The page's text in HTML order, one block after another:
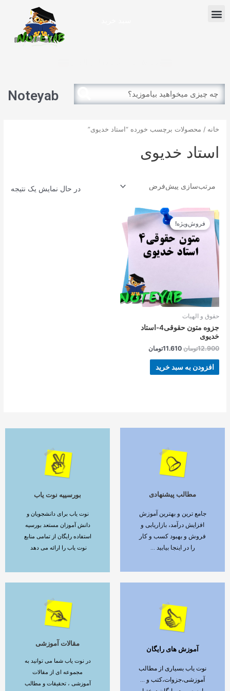
Menu
Search
Search
Noteyab
خانه / محصولات برچسب خورده “استاد خدیوی”
استاد خدیوی
در حال نمایش یک نتیجه
فروش‌ویژه!
حقوق و الهیات
جزوه متون حقوقی4-استاد
خدیوی
12.900تومان
قیمت
اصلی
بود.
11.610تومان
قیمت
11.610تومان
است.
افزودن به سبد خرید
مطالب پیشنهادی
جامع ترین و بهترین آموزش
افزایش درآمد، بازاریابی و
فروش و بهبود کسب و کار
را در اینجا بیابید ...
ادامه مطلب بورسییه نوت یاب
نوت یاب برای دانشجویان و
دانش آموزان مستعد بورسیه
استفاده رایگان از تمامی منابع
نوت یاب را ارائه می دهد
ادامه مطلب
آموزش های رایگان
نوت یاب بسیاری از مطالب
آموزشی،جزوات،کتب و ...
ادامه مطلب
مقالات آموزشی
در نوت یاب شما می توانید به
مجموعه ای از مقالات
آموزشی ، تحقیقات و مطالب